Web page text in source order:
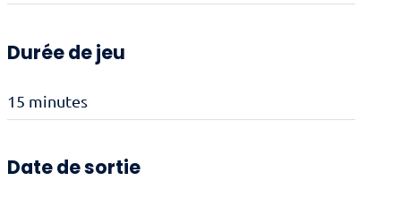
Durée de jeu
15 minutes
Date de sortie